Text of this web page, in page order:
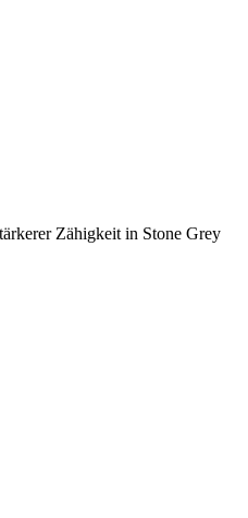
Zähigkeit in Stone Grey